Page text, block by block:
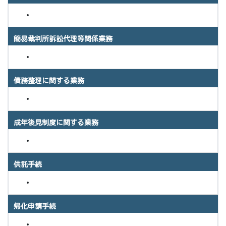
簡易裁判所訴訟代理等関係業務
債務整理に関する業務
成年後見制度に関する業務
供託手続
帰化申請手続